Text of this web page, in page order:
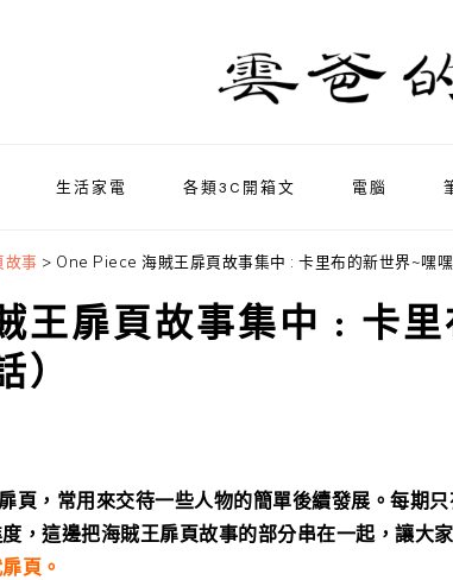
生活家電 各類3C開箱文 電腦
故事 > One Piece 海賊王扉頁故事集中 : 卡里布的新世界~嘿嘿
王扉頁故事集中 : 卡里
）
頁，常用來交待一些人物的簡單後續發展。每期
，這邊把海賊王扉頁故事的部分串在一起，讓大
頁。